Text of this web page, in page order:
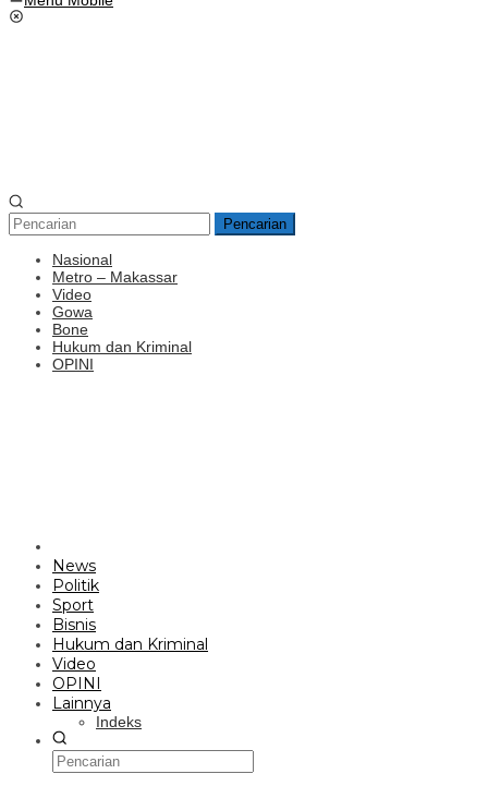
Pencarian
Nasional
Metro – Makassar
Video
Gowa
Bone
Hukum dan Kriminal
OPINI
News
Politik
Sport
Bisnis
Hukum dan Kriminal
Video
OPINI
Lainnya
Indeks